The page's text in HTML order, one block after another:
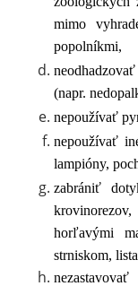
mimo
popolníkmi,
(napr.
nepoužívať
nepoužívať
lampióny,
zabrániť
horľavými
strniskom,